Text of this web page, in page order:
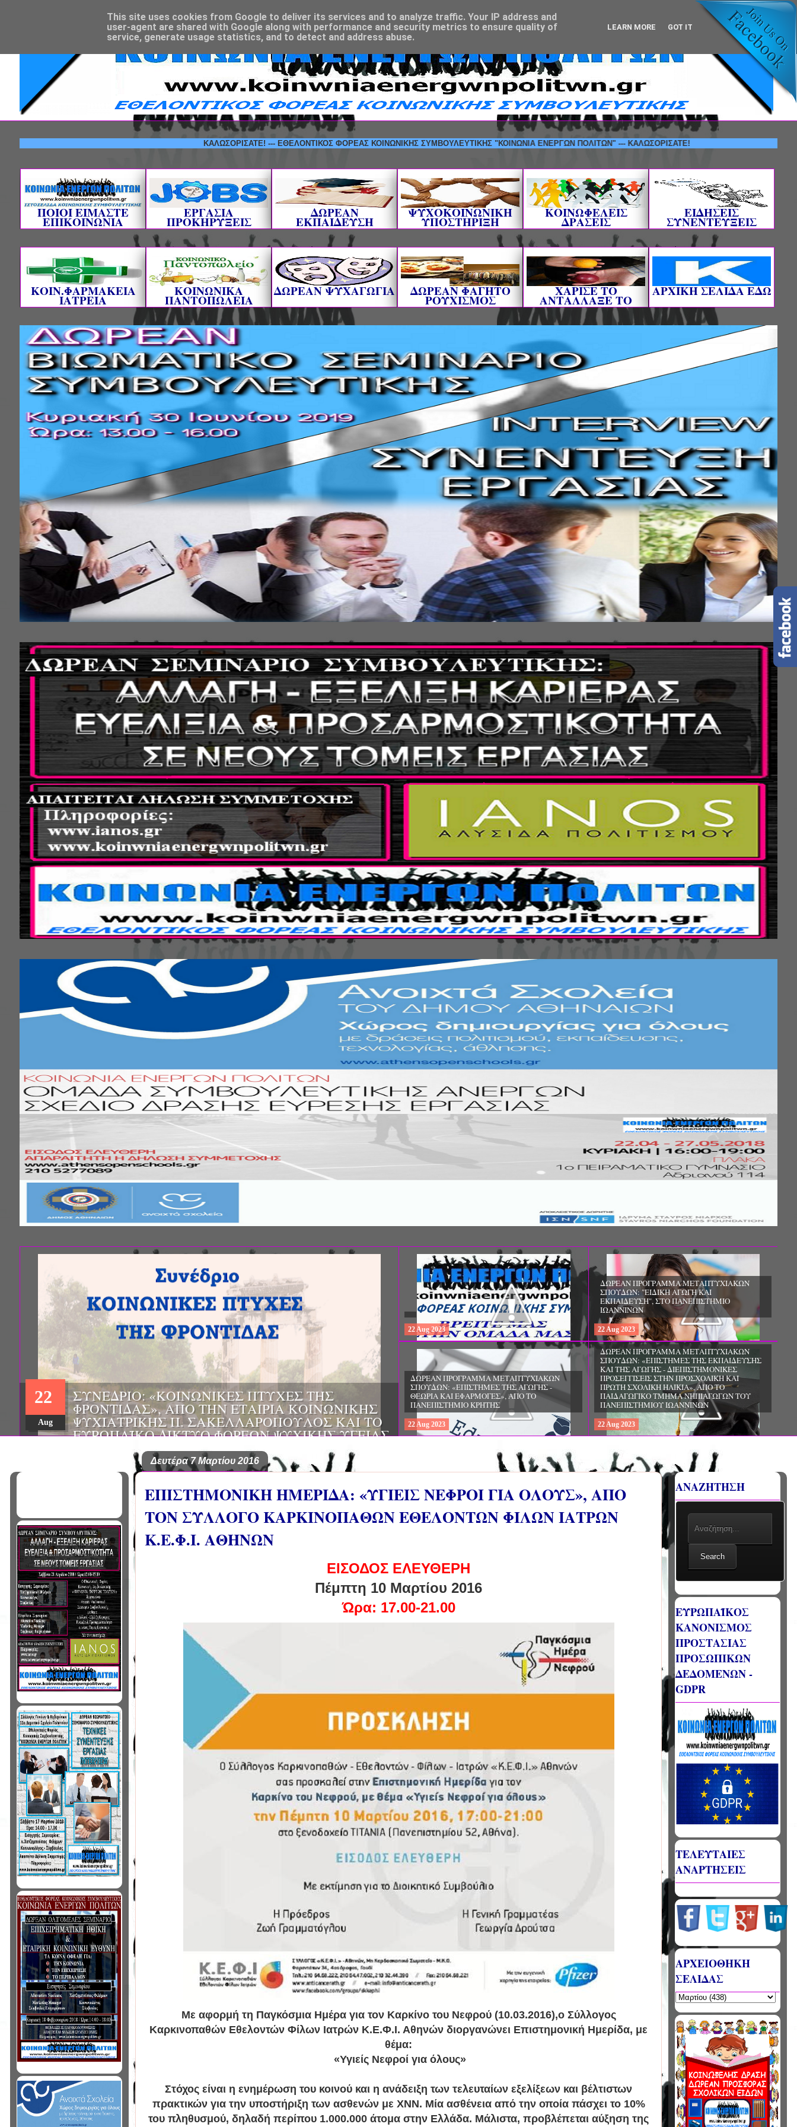
ΚΑΛΩΣΟΡΙΣΑΤΕ! --- ΕΘΕΛΟΝΤΙΚΟΣ ΦΟΡΕΑΣ ΚΟΙΝΩΝΙΚΗΣ ΣΥΜΒΟΥΛΕΥΤΙΚΗΣ "ΚΟΙΝΩΝΙΑ ΕΝΕΡΓΩΝ ΠΟΛΙΤΩΝ" --- ΚΑΛΩΣΟΡΙΣΑΤΕ!
ΠΟΙΟΙ ΕΙΜΑΣΤΕ
ΕΠΙΚΟΙΝΩΝΙΑ
ΕΡΓΑΣΙΑ
ΠΡΟΚΗΡΥΞΕΙΣ
ΔΩΡΕΑΝ
ΕΚΠΑΙΔΕΥΣΗ
ΨΥΧΟΚΟΙΝΩΝΙΚΗ
ΥΠΟΣΤΗΡΙΞΗ
ΚΟΙΝΩΦΕΛΕΙΣ
ΔΡΑΣΕΙΣ
ΕΙΔΗΣΕΙΣ
ΣΥΝΕΝΤΕΥΞΕΙΣ
ΚΟΙΝ.ΦΑΡΜΑΚΕΙΑ
ΙΑΤΡΕΙΑ
ΚΟΙΝΩΝΙΚΑ
ΠΑΝΤΟΠΩΛΕΙΑ
ΔΩΡΕΑΝ ΨΥΧΑΓΩΓΙΑ ΔΩΡΕΑΝ ΦΑΓΗΤΟ
ΡΟΥΧΙΣΜΟΣ
ΧΑΡΙΣΕ ΤΟ
ΑΝΤΑΛΛΑΞΕ ΤΟ
AΡΧΙΚΗ ΣΕΛΙΔΑ ΕΔΩ
ΗΜΕΡΙΔΑ: "ΠΡΟΒΛΗΜΑΤΙΣΜΟΙ & ΔΙΛΗΜΜΑΤΑ
ΠΟΥ ΑΝΤΙΜΕΤΩΠΙΖΕΙ ΚΑΘΗΜΕΡΙΝΑ O
ΠΑΘΟΛΟΓΟΣ", ΑΠΟ ΤΗΝ ΕΤΑΙΡΕΙΑ
ΠΑΘΟΛΟΓΙΑΣ ΒΟΡΕΙΟΔΥΤΙΚΗΣ ΕΛΛΑΔΟΣ ΚΑΙ
ΤΙΣ Α' & Β' ΠΑΝΕΠΙΣΤΗΜΙΑΚΕΣ ΠΑΘΟΛΟΓΙΚΕΣ
ΚΛΙΝΙΚΕΣ ΠΓΝΙ
01
Mar
ΣΥΝΕΔΡΙΟ: «ΚΟΙΝΩΝΙΚΕΣ ΠΤΥΧΕΣ ΤΗΣ
ΦΡΟΝΤΙΔΑΣ», ΑΠΟ ΤΗΝ ΕΤΑΙΡΙΑ ΚΟΙΝΩΝΙΚΗΣ
ΨΥΧΙΑΤΡΙΚΗΣ Π. ΣΑΚΕΛΛΑΡΟΠΟΥΛΟΣ ΚΑΙ ΤΟ
EΥΡΩΠΑΪΚΟ ΔΙΚΤΥΟ ΦΟΡΕΩΝ ΨΥΧΙΚΗΣ
ΥΓΕΙΑΣ ΑSKLEPIOS
22Aug 2023 22Aug 2023
ΔΩΡΕΑΝ ΠΡΟΓΡΑΜΜΑ ΜΕΤΑΠΤΥΧΙΑΚΩΝ
ΣΠΟΥΔΩΝ: "ΕΙΔΙΚΗ ΑΓΩΓΗ ΚΑΙ
ΕΚΠΑΙΔΕΥΣΗ", ΣΤΟ ΠΑΝΕΠΙΣΤΗΜΙΟ
ΙΩΑΝΝΙΝΩΝ
22Aug 2023
ΔΩΡΕΑΝ ΠΡΟΓΡΑΜΜΑ ΜΕΤΑΠΤΥΧΙΑΚΩΝ
ΣΠΟΥΔΩΝ: «ΕΠΙΣΤΗΜΕΣ ΤΗΣ ΑΓΩΓΗΣ -
ΘΕΩΡΙΑ ΚΑΙ ΕΦΑΡΜΟΓΕΣ», ΑΠΟ ΤΟ
ΠΑΝΕΠΙΣΤΗΜΙΟ ΚΡΗΤΗΣ
22Aug 2023
Δευτέρα 7 Μαρτίου 2016
ΕΠΙΣΤΗΜΟΝΙΚΗ ΗΜΕΡΙΔΑ: «ΥΓΙΕΙΣ ΝΕΦΡΟΙ ΓΙΑ ΟΛΟΥΣ», ΑΠΟ
ΤΟΝ ΣΥΛΛΟΓΟ ΚΑΡΚΙΝΟΠΑΘΩΝ ΕΘΕΛΟΝΤΩΝ ΦΙΛΩΝ ΙΑΤΡΩΝ
Κ.Ε.Φ.Ι. ΑΘΗΝΩΝ
ΕΙΣΟΔΟΣ ΕΛΕΥΘΕΡΗ
Πέμπτη 10 Μαρτίου 2016
Ώρα: 17.00-21.00
Με αφορμή τη Παγκόσμια Ημέρα για τον Καρκίνο του Νεφρού (10.03.2016),ο Σύλλογος
Καρκινοπαθών Εθελοντών Φίλων Ιατρών Κ.Ε.Φ.Ι. Αθηνών διοργανώνει Επιστημονική Ημερίδα, με
θέμα:
«Υγιείς Νεφροί για όλους»
Στόχος είναι η ενημέρωση του κοινού και η ανάδειξη των τελευταίων εξελίξεων και βέλτιστων
πρακτικών για την υποστήριξη των ασθενών με ΧΝΝ. Μία ασθένεια από την οποία πάσχει το 10%
του πληθυσμού, δηλαδή περίπου 1.000.000 άτομα στην Ελλάδα. Μάλιστα, προβλέπεται αύξηση της
ΑΝΑΖΗΤΗΣΗ
Search
ΕΥΡΩΠΑΪΚΟΣ
ΚΑΝΟΝΙΣΜΟΣ
ΠΡΟΣΤΑΣΙΑΣ
ΠΡΟΣΩΠΙΚΩΝ
ΔΕΔΟΜΕΝΩΝ -
GDPR
ΤΕΛΕΥΤΑΙΕΣ
ΑΝΑΡΤΗΣΕΙΣ
ΑΡΧΕΙΟΘΗΚΗ
ΣΕΛΙΔΑΣ
This site uses cookies from Google to deliver its services and to analyze traffic. Your IP address and
user-agent are shared with Google along with performance and security metrics to ensure quality of
service, generate usage statistics, and to detect and address abuse.
LEARN MORE GOT IT